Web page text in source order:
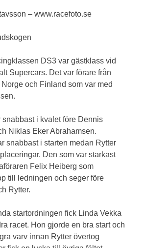
– www.racefoto.se
DS3 var gästklass vid
Supercars. Det var förare från
och Finland som var med
snabbast i kvalet före Dennis
Niklas Eker Abrahamsen.
snabbast i starten medan Rytter
Den som var starkast
Felix Heiberg som
till ledningen och seger före
Rytter.
startordningen fick Linda Vekka
racet. Hon gjorde en bra start och
varv innan Rytter övertog